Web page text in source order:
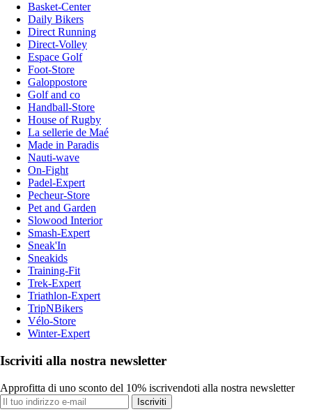
Basket-Center
Daily Bikers
Direct Running
Direct-Volley
Espace Golf
Foot-Store
Galoppostore
Golf and co
Handball-Store
House of Rugby
La sellerie de Maé
Made in Paradis
Nauti-wave
On-Fight
Padel-Expert
Pecheur-Store
Pet and Garden
Slowood Interior
Smash-Expert
Sneak'In
Sneakids
Training-Fit
Trek-Expert
Triathlon-Expert
TripNBikers
Vélo-Store
Winter-Expert
Iscriviti alla nostra newsletter
Approfitta di uno sconto del 10% iscrivendoti alla nostra newsletter
Iscriviti